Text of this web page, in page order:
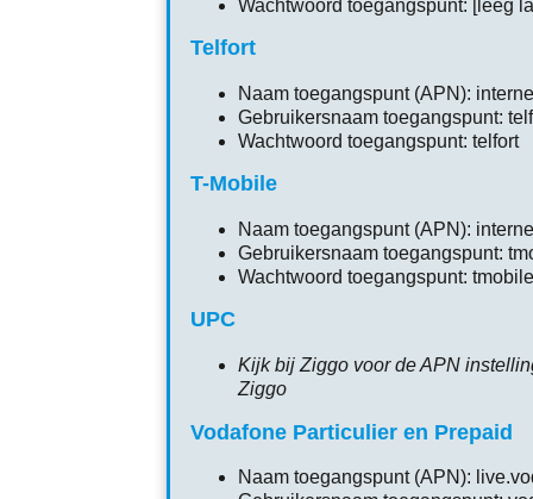
Wachtwoord toegangspunt: [leeg
Telfort
Naam toegangspunt (APN):
Gebruikersnaam toegangspunt:
Wachtwoord toegangspunt: telfort
T-Mobile
Naam toegangspunt (APN):
Gebruikersnaam toegangspunt:
Wachtwoord toegangspunt: tmobile
UPC
Kijk bij Ziggo voor de APN
Ziggo
Vodafone Particulier en Prepaid
Naam toegangspunt (APN):